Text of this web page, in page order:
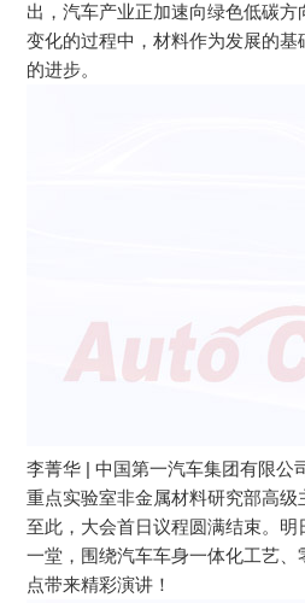
出，汽车产业正加速向绿色低碳
变化的过程中，材料作为发展的
的进步。
李菁华 | 中国第一汽车集团有限公
重点实验室非金属材料研究部高级
至此，大会首日议程圆满结束。
一堂，围绕汽车车身一体化工艺
点带来精彩演讲！